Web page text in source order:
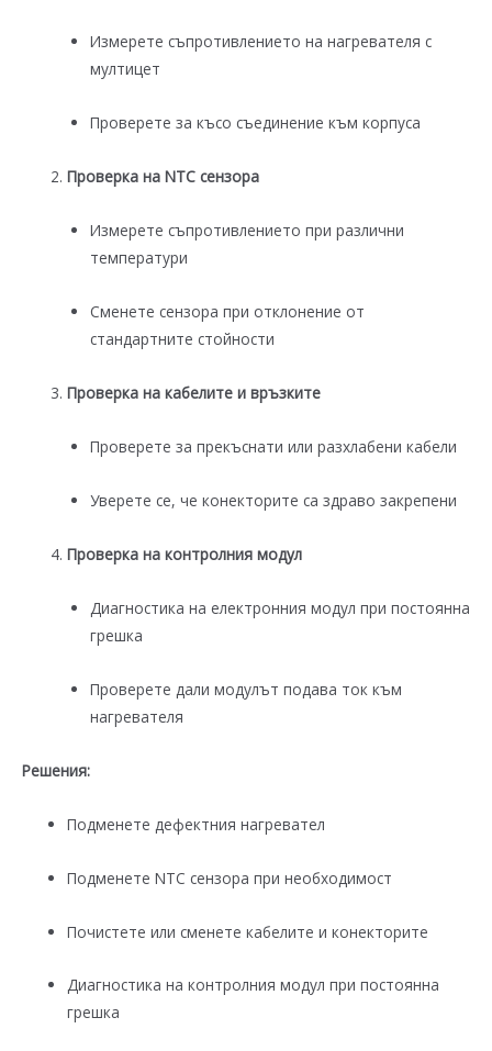
Измерете съпротивлението на нагревателя с
мултицет
Проверете за късо съединение към корпуса
Проверка на NTC сензора
Измерете съпротивлението при различни
температури
Сменете сензора при отклонение от
стандартните стойности
Проверка на кабелите и връзките
Проверете за прекъснати или разхлабени кабели
Уверете се, че конекторите са здраво закрепени
Проверка на контролния модул
Диагностика на електронния модул при постоянна
грешка
Проверете дали модулът подава ток към
нагревателя
Решения:
Подменете дефектния нагревател
Подменете NTC сензора при необходимост
Почистете или сменете кабелите и конекторите
Диагностика на контролния модул при постоянна
грешка